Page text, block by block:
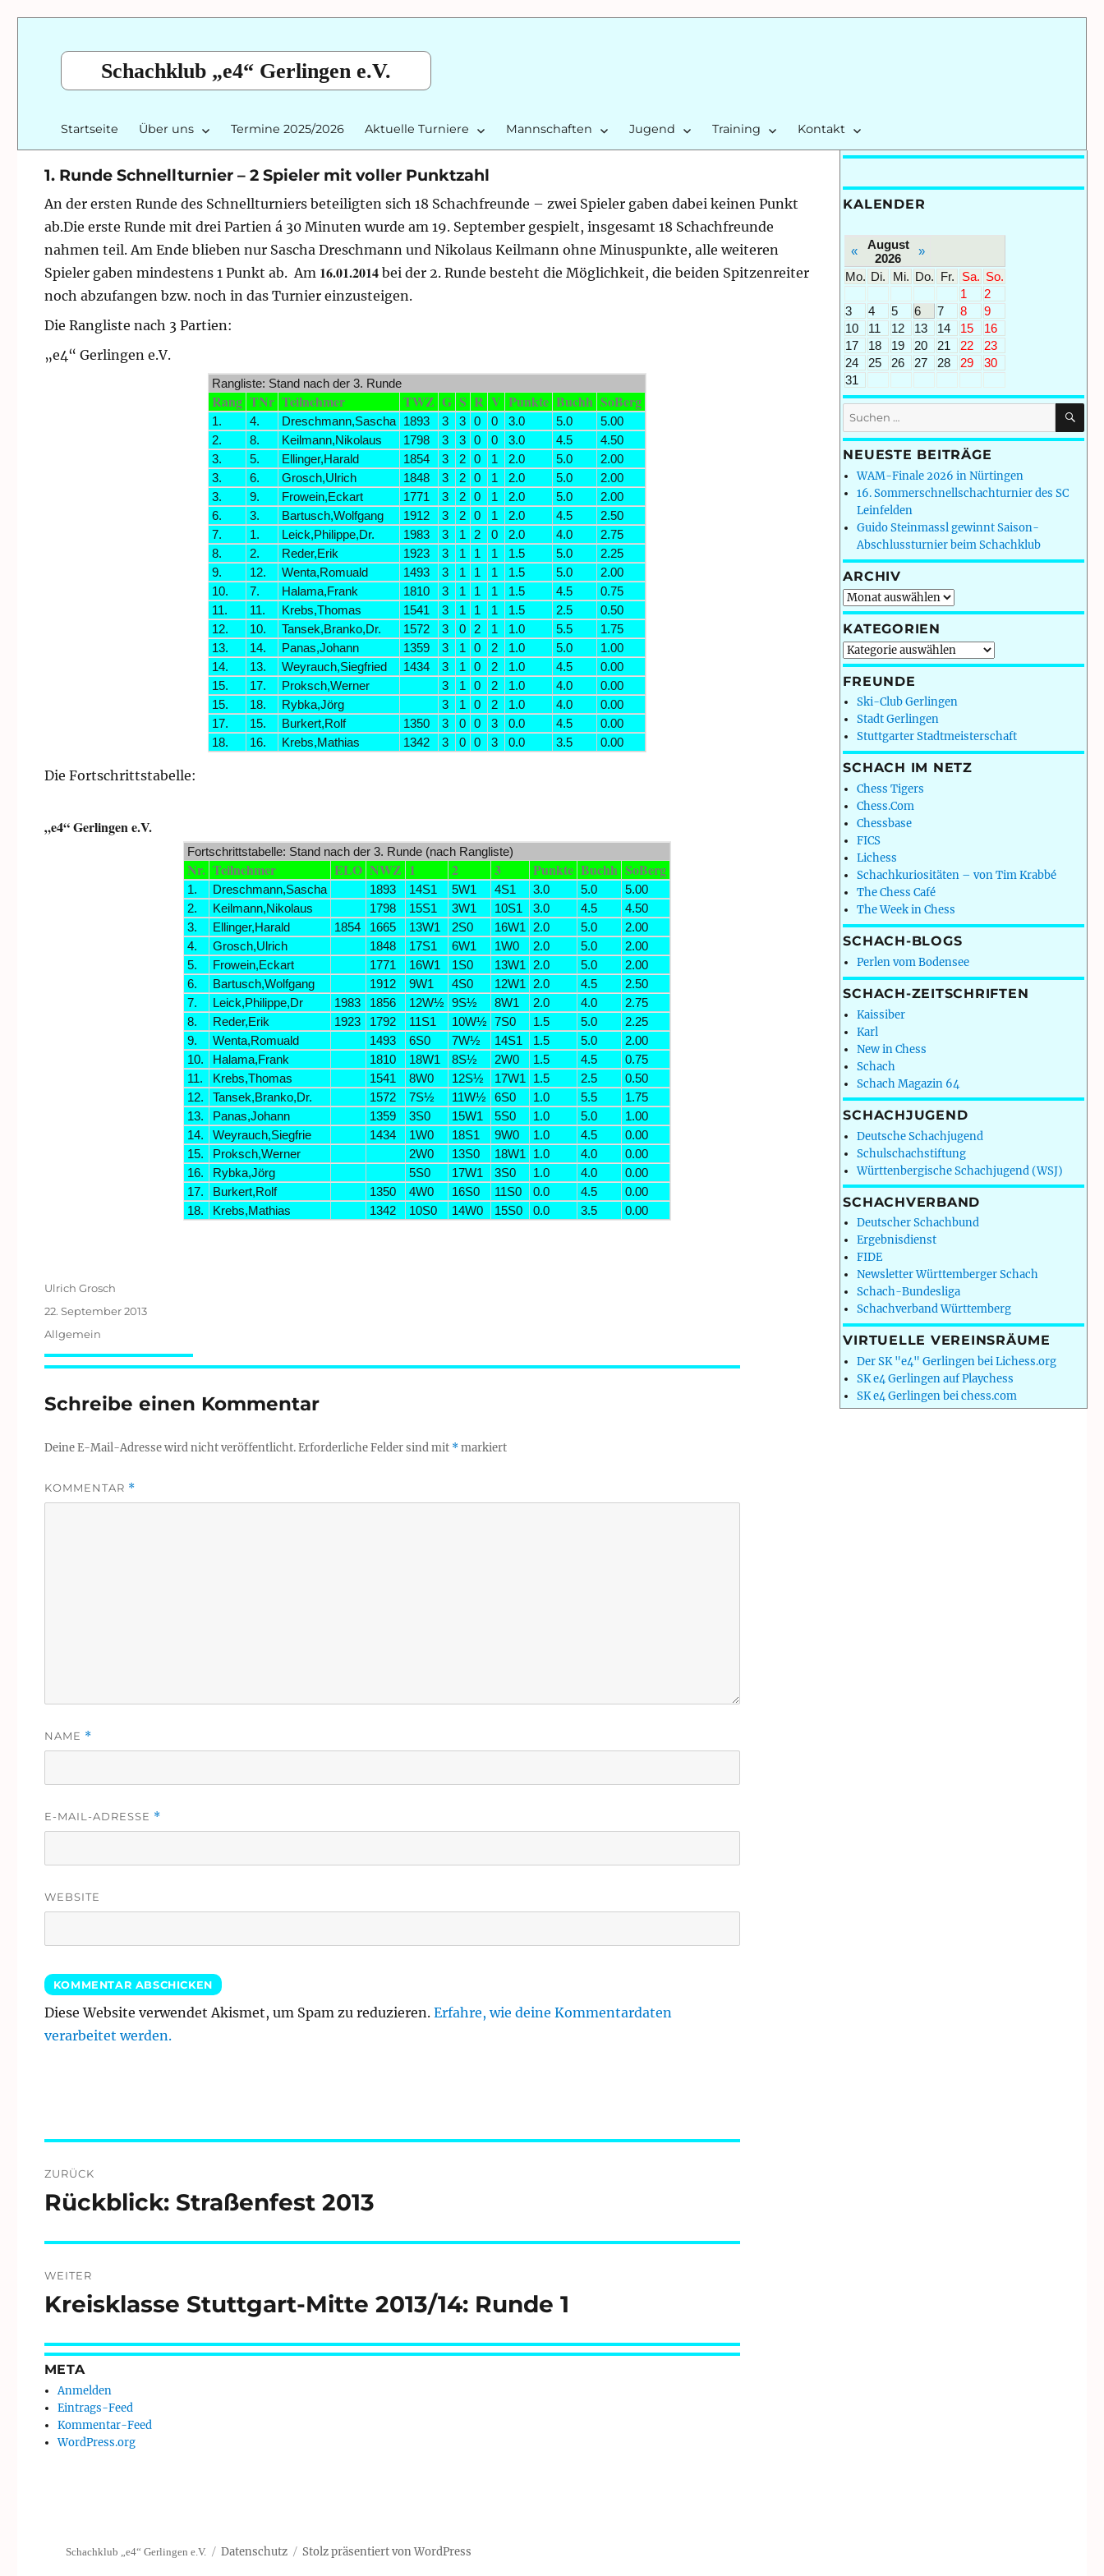
Schachklub „e4“ Gerlingen e.V.
Startseite Über uns Termine 2025/2026 Aktuelle Turniere Mannschaften Jugend Training Kontakt
1. Runde Schnellturnier – 2 Spieler mit voller Punktzahl
An der ersten Runde des Schnellturniers beteiligten sich 18 Schachfreunde – zwei Spieler gaben dabei keinen Punkt
ab.Die erste Runde mit drei Partien á 30 Minuten wurde am 19. September gespielt, insgesamt 18 Schachfreunde
nahmen teil. Am Ende blieben nur Sascha Dreschmann und Nikolaus Keilmann ohne Minuspunkte, alle weiteren
Spieler gaben mindestens 1 Punkt ab. Am 16.01.2014bei der 2. Runde besteht die Möglichkeit, die beiden Spitzenreiter
noch abzufangen bzw. noch in das Turnier einzusteigen.
Die Rangliste nach 3 Partien:
„e4“ Gerlingen e.V.
Rangliste: Stand nach der 3. Runde
Rang TNr Teilnehmer TWZ G S R V Punkte Buchh SoBerg
1. 4. Dreschmann,Sascha 1893 3 3 0 0 3.0 5.0
5.00
2.
8. Keilmann,Nikolaus 1798 3 3 0 0 3.0 4.5
4.50
3.
5. Ellinger,Harald 1854 3 2 0 1 2.0 5.0
2.00
3.
6. Grosch,Ulrich 1848 3 2 0 1 2.0 5.0
2.00
3.
9. Frowein,Eckart 1771 3 2 0 1 2.0 5.0
2.00
6.
3. Bartusch,Wolfgang 1912 3 2 0 1 2.0 4.5
2.50
7.
1. Leick,Philippe,Dr. 1983 3 1 2 0 2.0 4.0
2.75
8.
2. Reder,Erik 1923 3 1 1 1 1.5 5.0
2.25
9.
12. Wenta,Romuald 1493 3 1 1 1 1.5 5.0
2.00
10.
7. Halama,Frank 1810 3 1 1 1 1.5 4.5
0.75
11.
11. Krebs,Thomas 1541 3 1 1 1 1.5 2.5
0.50
12.
10. Tansek,Branko,Dr. 1572 3 0 2 1 1.0 5.5
1.75
13.
14. Panas,Johann 1359 3 1 0 2 1.0 5.0
1.00
14.
13. Weyrauch,Siegfried 1434 3 1 0 2 1.0 4.5
0.00
15.
17. Proksch,Werner 3 1 0 2 1.0 4.0
0.00
15.
18. Rybka,Jörg 3 1 0 2 1.0 4.0
0.00
17.
15. Burkert,Rolf 1350 3 0 0 3 0.0 4.5
0.00
18.
16. Krebs,Mathias 1342 3 0 0 3 0.0 3.5 0.00
Die Fortschrittstabelle:
„e4“ Gerlingen e.V.
Fortschrittstabelle: Stand nach der 3. Runde (nach Rangliste)
Nr. Teilnehmer ELO NWZ 1 2 3 Punkte Buchh SoBerg
1. Dreschmann,Sascha 1893 14S1 5W1 4S1 3.0 5.0
5.00
2.
Keilmann,Nikolaus 1798 15S1 3W1 10S1 3.0 4.5
4.50
3.
Ellinger,Harald 1854 1665 13W1 2S0 16W1 2.0 5.0
2.00
4.
Grosch,Ulrich 1848 17S1 6W1 1W0 2.0 5.0
2.00
5.
Frowein,Eckart 1771 16W1 1S0 13W1 2.0 5.0
2.00
6.
Bartusch,Wolfgang 1912 9W1 4S0 12W1 2.0 4.5
2.50
7.
Leick,Philippe,Dr 1983 1856 12W½ 9S½ 8W1 2.0 4.0
2.75
8.
Reder,Erik 1923 1792 11S1 10W½ 7S0 1.5 5.0
2.25
9.
Wenta,Romuald 1493 6S0 7W½ 14S1 1.5 5.0
2.00
10.
Halama,Frank 1810 18W1 8S½ 2W0 1.5 4.5
0.75
11.
Krebs,Thomas 1541 8W0 12S½ 17W1 1.5 2.5
0.50
12.
Tansek,Branko,Dr. 1572 7S½ 11W½ 6S0 1.0 5.5
1.75
13.
Panas,Johann 1359 3S0 15W1 5S0 1.0 5.0
1.00
14.
Weyrauch,Siegfrie 1434 1W0 18S1 9W0 1.0 4.5
0.00
15.
Proksch,Werner 2W0 13S0 18W1 1.0 4.0
0.00
16.
Rybka,Jörg 5S0 17W1 3S0 1.0 4.0
0.00
17.
Burkert,Rolf 1350 4W0 16S0 11S0 0.0 4.5
0.00
18.
Krebs,Mathias 1342 10S0 14W0 15S0 0.0 3.5 0.00
Autor
Ulrich Grosch
Veröffentlicht
am
22. September 2013
Kategorien
Allgemein
Schreibe einen Kommentar
Deine E-Mail-Adresse wird nicht veröffentlicht. Erforderliche Felder sind mit *markiert
KOMMENTAR *
NAME *
E-MAIL-ADRESSE *
WEBSITE
Diese Website verwendet Akismet, um Spam zu reduzieren. Erfahre, wie deine Kommentardaten
verarbeitet werden.
ZURÜCK
Vorheriger
Rückblick: Straßenfest 2013
WEITER
Nächster
Kreisklasse Stuttgart-Mitte 2013/14: Runde 1
META
Anmelden
Eintrags-Feed
Kommentar-Feed
WordPress.org
KALENDER
«
August
2026
»
Mo. Di. Mi. Do. Fr. Sa. So.
1
2
3
4 5 6 7 8
9
10
11 12 13 14 15
16
17
18 19 20 21 22
23
24
25 26 27 28 29
30
31
Suchen
nach:
NEUESTE BEITRÄGE
WAM-Finale 2026 in Nürtingen
16. Sommerschnellschachturnier des SC
Leinfelden
Guido Steinmassl gewinnt Saison-
Abschlussturnier beim Schachklub
ARCHIV
Archiv
KATEGORIEN
Kategorien
FREUNDE
Ski-Club Gerlingen
Stadt Gerlingen
Stuttgarter Stadtmeisterschaft
SCHACH IM NETZ
Chess Tigers
Chess.Com
Chessbase
FICS
Lichess
Schachkuriositäten – von Tim Krabbé
The Chess Café
The Week in Chess
SCHACH-BLOGS
Perlen vom Bodensee
SCHACH-ZEITSCHRIFTEN
Kaissiber
Karl
New in Chess
Schach
Schach Magazin 64
SCHACHJUGEND
Deutsche Schachjugend
Schulschachstiftung
Württenbergische Schachjugend (WSJ)
SCHACHVERBAND
Deutscher Schachbund
Ergebnisdienst
FIDE
Newsletter Württemberger Schach
Schach-Bundesliga
Schachverband Württemberg
VIRTUELLE VEREINSRÄUME
Der SK "e4" Gerlingen bei Lichess.org
SK e4 Gerlingen auf Playchess
SK e4 Gerlingen bei chess.com
Schachklub „e4“ Gerlingen e.V. Datenschutz Stolz präsentiert von WordPress